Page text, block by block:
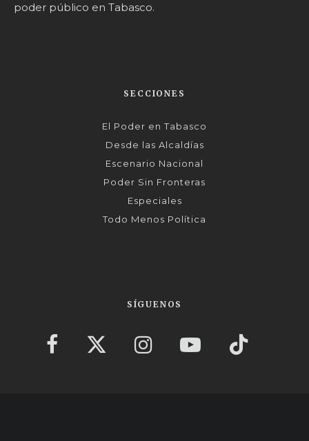
poder público en Tabasco.
SECCIONES
El Poder en Tabasco
Desde las Alcaldías
Escenario Nacional
Poder Sin Fronteras
Especiales
Todo Menos Política
SÍGUENOS